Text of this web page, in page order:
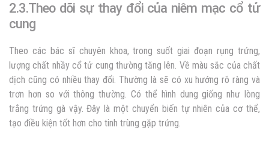
2.3.Theo dõi sự thay đổi của niêm mạc cổ tử
cung
Theo các bác sĩ chuyên khoa, trong suốt giai đoạn rụng trứng,
lượng chất nhầy cổ tử cung thường tăng lên. Về màu sắc của chất
dịch cũng có nhiều thay đổi. Thường là sẽ có xu hướng rõ ràng và
trơn hơn so với thông thường. Có thể hình dung giống như lòng
trắng trứng gà vậy. Đây là một chuyển biến tự nhiên của cơ thể,
tạo điều kiện tốt hơn cho tinh trùng gặp trứng.